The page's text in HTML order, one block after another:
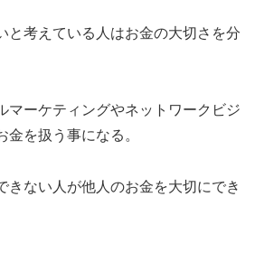
と考えている人はお金の大切さを分
マーケティングやネットワークビジ
金を扱う事になる。
きない人が他人のお金を大切にでき